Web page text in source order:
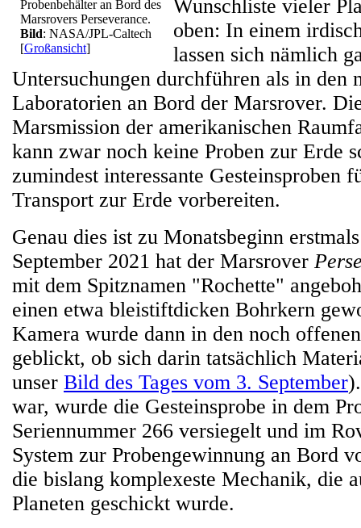
Probenbehälter an Bord des
Marsrovers Perseverance.
Bild: NASA/JPL-Caltech
[Großansicht]
Wunschliste vieler
oben: In einem
lassen sich nämlich
Untersuchungen durchführen als in den
Laboratorien an Bord der Marsrover.
Marsmission der amerikanischen
kann zwar noch keine Proben zur Erde
zumindest interessante Gesteinsproben
Transport zur Erde vorbereiten.
Genau dies ist zu Monatsbeginn
September 2021 hat der Marsrover
mit dem Spitznamen "Rochette"
einen etwa bleistiftdicken Bohrkern
Kamera wurde dann in den noch
geblickt, ob sich darin tatsächlich
unser Bild des Tages vom 3. September
war, wurde die Gesteinsprobe in dem
Seriennummer 266 versiegelt und im
System zur Probengewinnung an Bord
die bislang komplexeste Mechanik, die
Planeten geschickt wurde.